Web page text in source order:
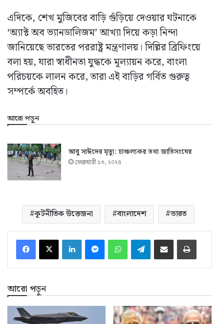
এদিকে, শেখ মুজিবের বাড়ি গুঁড়িয়ে দেওয়ার ঘটনাকে
‘অ্যাক্ট অব ভ্যানডালিজম’ আখ্যা দিয়ে কড়া নিন্দা
জানিয়েছে ভারতের পররাষ্ট্র মন্ত্রণালয়। দিল্লির ব্রিফিংয়ে
বলা হয়, যারা স্বাধীনতা যুদ্ধকে মূল্যায়ন করে, বাংলা
পরিচয়কে লালন করে, তারা এই বাড়ির গর্বিত গুরুত্ব
সম্পর্কে অবহিত।
আরো পড়ুন
আবু সাঈদের মৃত্যু: চাঞ্চল্যকর তথ্য জাতিসংঘের
ফেব্রুয়ারী ১৩, ২০২৫
কূটনীতিক উত্তেজনা বাংলাদেশ ভারত
LinkedInMessengerWhatsAppTelegramইমেইলে শেয়ার করুন প্রিন্ট
আরো পড়ুন